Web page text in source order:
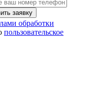
заявку
обработки
пользовательское